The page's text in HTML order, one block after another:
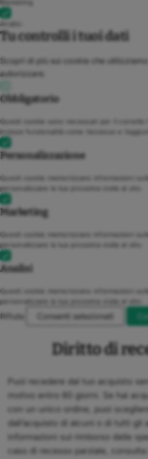
Marketing
Analisi
Tu controlli i tuoi dati
Scopri di più sui cookie che
autorizzare.
Obbligatorio
Questi cookie sono necessari per il corretto
incluse funzionalità come l’accesso e
Personalizzazione
Questi cookie memorizzano informazioni
personalizzare la tua prossima visita al sito.
Marketing
Questi cookie memorizzano informazioni
personalizzare la tua prossima visita al sito.
Analisi
Questi cookie memorizzano informazioni
personalizzare la tua prossima visita al sito.
Rifiuta Consenti selezionati
Diritto di
Puoi recedere dal tuo acquisto
motivo entro 60 giorni. Se hai
con un unico ordine, puoi
dall’acquisto di alcuni o di tutti gli
informazioni sul rimborso delle
caso di recesso parziale,